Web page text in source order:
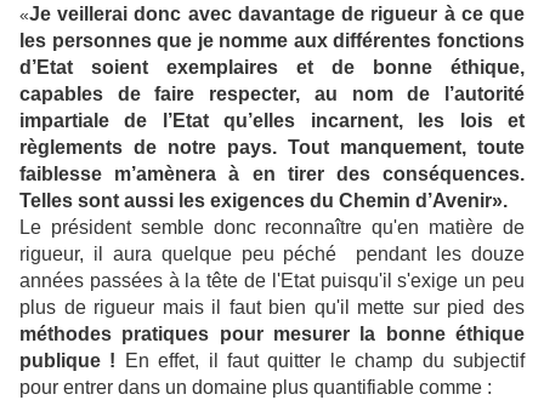
«Je veillerai donc avec davantage de rigueur à ce que
les personnes que je nomme aux différentes fonctions
d’Etat soient exemplaires et de bonne éthique,
capables de faire respecter, au nom de l’autorité
impartiale de l’Etat qu’elles incarnent, les lois et
règlements de notre pays. Tout manquement, toute
faiblesse m’amènera à en tirer des conséquences.
Telles sont aussi les exigences du Chemin d’Avenir».
Le président semble donc reconnaître qu'en matière de
rigueur, il aura quelque peu péché pendant les douze
années passées à la tête de l'Etat puisqu'il s'exige un peu
plus de rigueur mais il faut bien qu'il mette sur pied des
méthodes pratiques pour mesurer la bonne éthique
publique ! En effet, il faut quitter le champ du subjectif
pour entrer dans un domaine plus quantifiable comme :